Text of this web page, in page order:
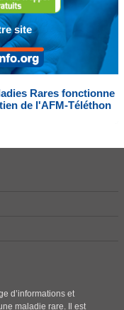
site
Rares fonctionne
de l'AFM-Téléthon
d’informations et
maladie rare. Il est